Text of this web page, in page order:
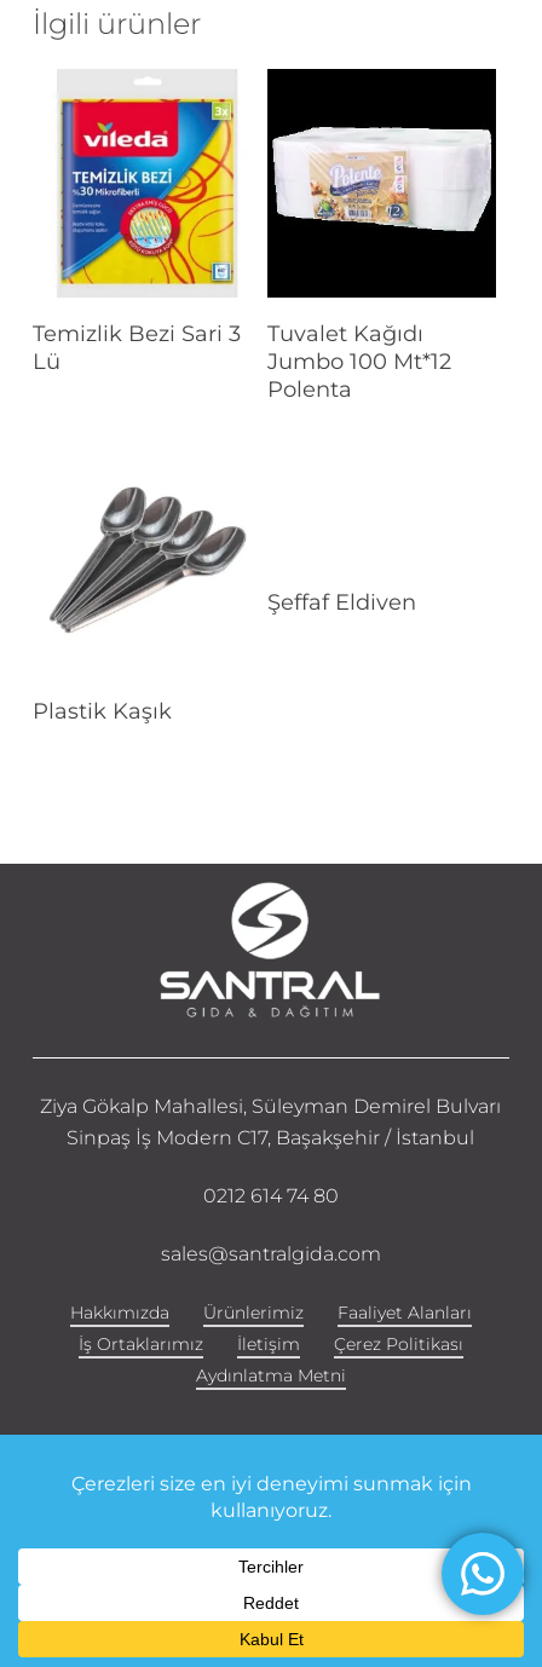
İlgili ürünler
Devamını Oku
Temizlik Bezi Sari 3
Lü
Devamını Oku
Tuvalet Kağıdı
Jumbo 100 Mt*12
Polenta
Devamını Oku
Plastik Kaşık
Devamını Oku
Şeffaf Eldiven
Ziya Gökalp Mahallesi, Süleyman Demirel Bulvarı
Sinpaş İş Modern C17, Başakşehir / İstanbul
0212 614 74 80
sales@santralgida.com
Hakkımızda Ürünlerimiz
Faaliyet Alanları
İş Ortaklarımız
İletişim
Çerez Politikası
Aydınlatma Metni